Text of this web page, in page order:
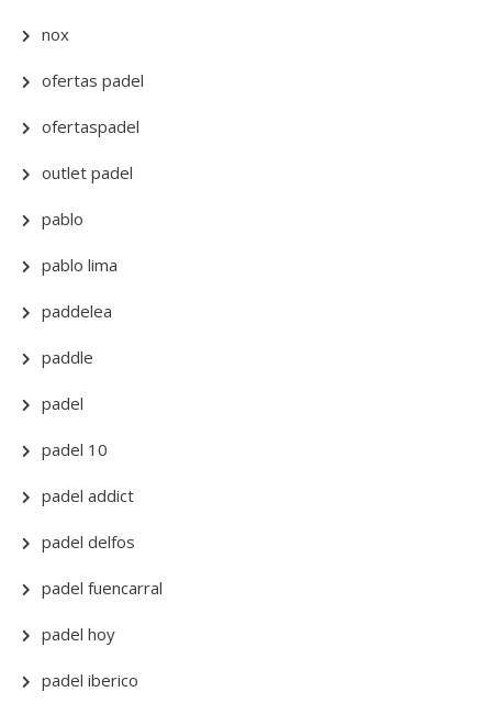
nox
ofertas padel
ofertaspadel
outlet padel
pablo
pablo lima
paddelea
paddle
padel
padel 10
padel addict
padel delfos
padel fuencarral
padel hoy
padel iberico